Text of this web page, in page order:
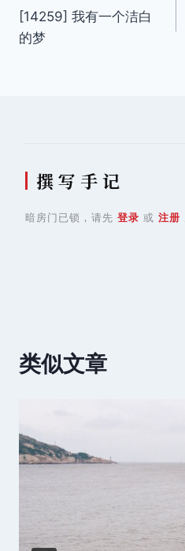
章
[14259] 我有一个洁白
的梦
撰 写 手 记
暗房门已锁，请先 登录 或 注册
类似文章